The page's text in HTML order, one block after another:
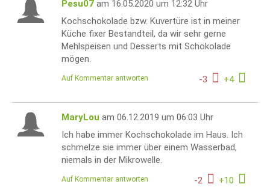
Pesu07 am 16.05.2020 um 12:32 Uhr
Kochschokolade bzw. Kuvertüre ist in meiner
Küche fixer Bestandteil, da wir sehr gerne
Mehlspeisen und Desserts mit Schokolade
mögen.
-3 +4
Auf Kommentar antworten
MaryLou am 06.12.2019 um 06:03 Uhr
Ich habe immer Kochschokolade im Haus. Ich
schmelze sie immer über einem Wasserbad,
niemals in der Mikrowelle.
-2 +10
Auf Kommentar antworten